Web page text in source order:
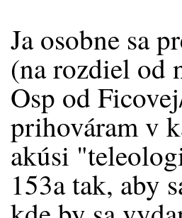
Ja osobne sa
(na rozdiel od
Osp od
prihováram v
akúsi
153a tak, aby